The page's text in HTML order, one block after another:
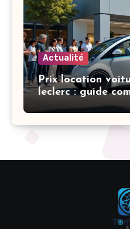
Actualité
Prix location
leclerc : guide
choisir et